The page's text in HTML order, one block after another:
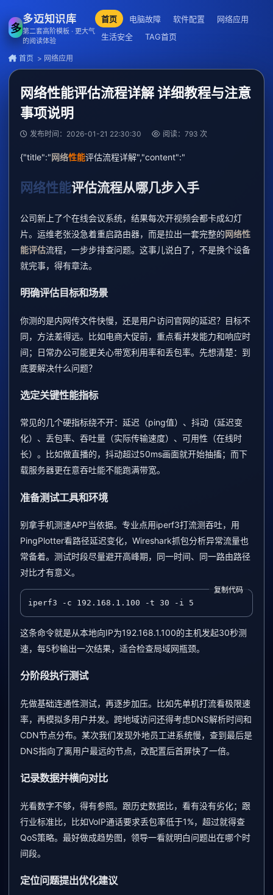
多
多迈知识库
第二套高阶模板 · 更大气
的阅读体验
首页 电脑故障 软件配置
网络应用
生活安全
TAG首页
首页 > 网络应用
网络性能评估流程详解 详细教程与注意
事项说明
发布时间：2026-01-21 22:30:30 阅读：793 次
{"title":"网络性能评估流程详解","content":"
网络性能评估流程从哪几步入手
公司新上了个在线会议系统，结果每次开视频会都卡成幻灯
片。运维老张没急着重启路由器，而是拉出一套完整的网络性
能评估流程，一步步排查问题。这事儿说白了，不是换个设备
就完事，得有章法。
明确评估目标和场景
你测的是内网传文件快慢，还是用户访问官网的延迟？目标不
同，方法差得远。比如电商大促前，重点看并发能力和响应时
间；日常办公可能更关心带宽利用率和丢包率。先想清楚：到
底要解决什么问题？
选定关键性能指标
常见的几个硬指标绕不开：延迟（ping值）、抖动（延迟变
化）、丢包率、吞吐量（实际传输速度）、可用性（在线时
长）。比如做直播的，抖动超过50ms画面就开始抽搐；而下
载服务器更在意吞吐能不能跑满带宽。
准备测试工具和环境
别拿手机测速APP当依据。专业点用iperf3打流测吞吐，用
PingPlotter看路径延迟变化，Wireshark抓包分析异常流量也
常备着。测试时段尽量避开高峰期，同一时间、同一路由路径
对比才有意义。
复制代码
iperf3 -c 192.168.1.100 -t 30 -i 5
这条命令就是从本地向IP为192.168.1.100的主机发起30秒测
速，每5秒输出一次结果，适合检查局域网瓶颈。
分阶段执行测试
先做基础连通性测试，再逐步加压。比如先单机打流看极限速
率，再模拟多用户并发。跨地域访问还得考虑DNS解析时间和
CDN节点分布。某次我们发现外地员工进系统慢，查到最后是
DNS指向了离用户最远的节点，改配置后首屏快了一倍。
记录数据并横向对比
光看数字不够，得有参照。跟历史数据比，看有没有劣化；跟
行业标准比，比如VoIP通话要求丢包率低于1%，超过就得查
QoS策略。最好做成趋势图，领导一看就明白问题出在哪个时
间段。
定位问题提出优化建议